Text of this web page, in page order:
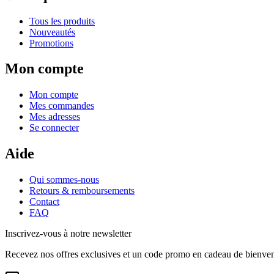
Tous les produits
Nouveautés
Promotions
Mon compte
Mon compte
Mes commandes
Mes adresses
Se connecter
Aide
Qui sommes-nous
Retours & remboursements
Contact
FAQ
Inscrivez-vous à notre newsletter
Recevez nos offres exclusives et un code promo en cadeau de